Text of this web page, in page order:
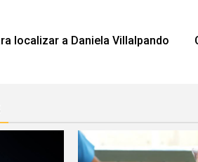
localizar a Daniela Villalpando